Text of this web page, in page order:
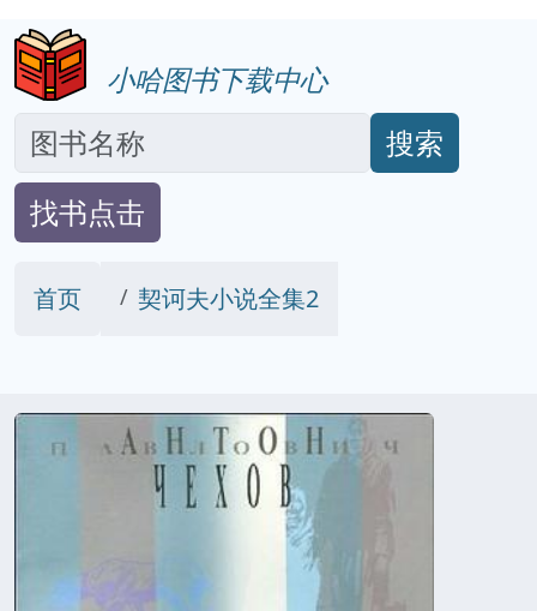
小哈图书下载中心
搜索
找书点击
首页 契诃夫小说全集2